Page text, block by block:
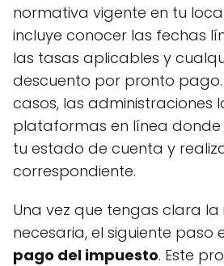
normativa vigente en tu
incluye conocer las fechas
las tasas aplicables y
descuento por pronto pago.
casos, las administraciones
plataformas en línea
tu estado de cuenta y
correspondiente.
Una vez que tengas clara
necesaria, el siguiente paso
pago del impuesto. Este